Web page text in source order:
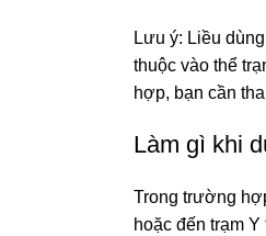
Lưu ý: Liều
thuộc vào thể
hợp, bạn cần
Làm gì khi
Trong trường
hoặc đến trạm